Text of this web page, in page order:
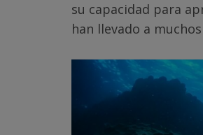
su capacidad para
han llevado a